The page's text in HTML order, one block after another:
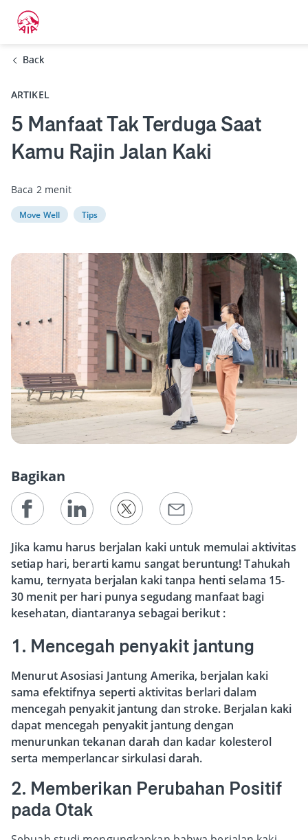
Back
Back
ARTIKEL
5 Manfaat Tak Terduga Saat
Kamu Rajin Jalan Kaki
Baca 2 menit
Move Well Tips
Bagikan
Jika kamu harus berjalan kaki untuk memulai aktivitas
setiap hari, berarti kamu sangat beruntung! Tahukah
kamu, ternyata berjalan kaki tanpa henti selama 15-
30 menit per hari punya segudang manfaat bagi
kesehatan, diantaranya sebagai berikut :
1. Mencegah penyakit jantung
Menurut Asosiasi Jantung Amerika, berjalan kaki
sama efektifnya seperti aktivitas berlari dalam
mencegah penyakit jantung dan stroke. Berjalan kaki
dapat mencegah penyakit jantung dengan
menurunkan tekanan darah dan kadar kolesterol
serta memperlancar sirkulasi darah.
2. Memberikan Perubahan Positif
pada Otak